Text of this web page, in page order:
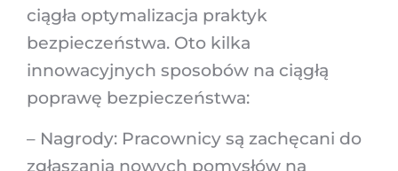
ciągła optymalizacja praktyk
bezpieczeństwa. Oto kilka
innowacyjnych sposobów na ciągłą
poprawę bezpieczeństwa:
– Nagrody: Pracownicy są zachęcani do
zgłaszania nowych pomysłów na